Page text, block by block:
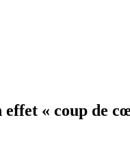
effet « coup de